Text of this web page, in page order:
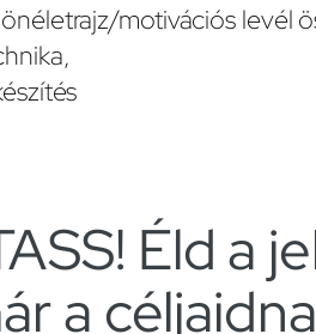
motivációs levél
Éld a
a